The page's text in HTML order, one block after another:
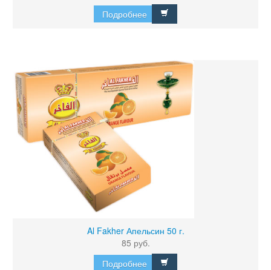
Подробнее
Al Fakher Апельсин 50 г.
85 руб.
Подробнее